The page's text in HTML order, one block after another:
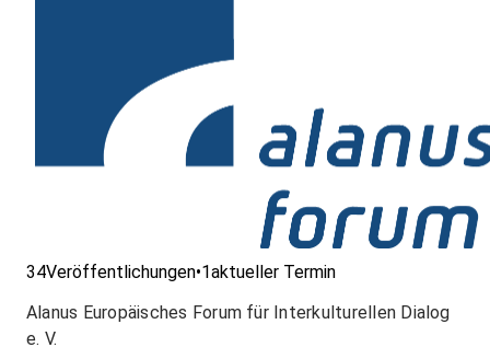
34Veröffentlichungen•1aktueller Termin
Alanus Europäisches Forum für Interkulturellen Dialog
e. V.